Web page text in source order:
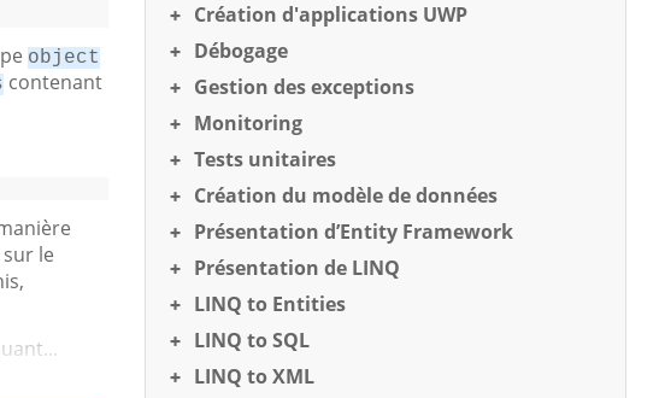
object
contenant
le
Création d'applications UWP
Débogage
Gestion des exceptions
Monitoring
Tests unitaires
Création du modèle de données
Présentation d’Entity Framework
Présentation de LINQ
LINQ to Entities
LINQ to SQL
LINQ to XML